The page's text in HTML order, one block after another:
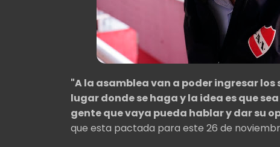
"A la asamblea van a poder ingresar
lugar donde se haga y la idea es que
gente que vaya pueda hablar y dar su
que esta pactada para este 26 de